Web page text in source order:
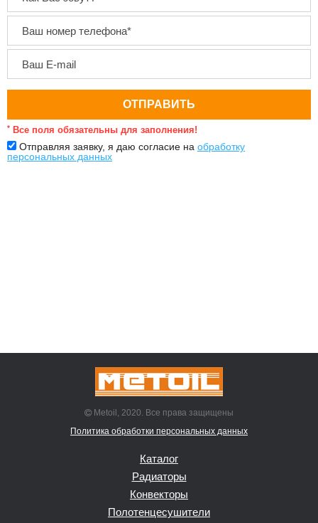
* Все поля обязательны для заполнения!
Отправляя заявку, я даю согласие на обработку
персональных данных
Metoil, 2020. Все права защищены
Политика обработки персональных данных
Каталог
Радиаторы
Конвекторы
Полотенцесушители